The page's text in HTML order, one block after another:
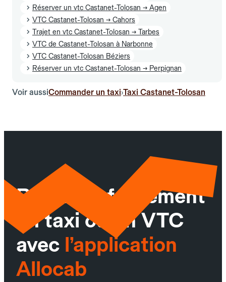
Réserver un vtc Castanet-Tolosan → Agen
VTC Castanet-Tolosan → Cahors
Trajet en vtc Castanet-Tolosan → Tarbes
VTC de Castanet-Tolosan à Narbonne
VTC Castanet-Tolosan Béziers
Réserver un vtc Castanet-Tolosan → Perpignan
Voir aussiCommander un taxi›Taxi Castanet-Tolosan
Réservez facilement
un taxi ou un VTC
avec l’application
Allocab